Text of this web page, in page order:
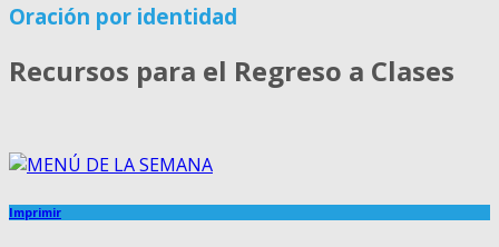
Oración por identidad
Recursos para el Regreso a Clases
Imprimir